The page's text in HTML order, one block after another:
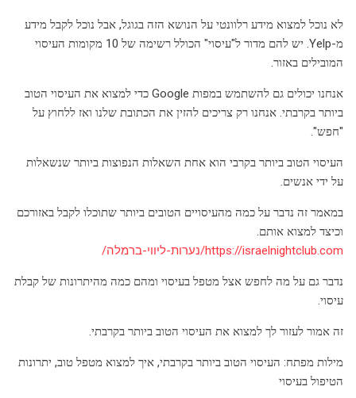
לא נוכל למצוא מידע רלוונטי על הנושא הזה בגוגל, אבל נוכל לקבל מידע
מ-Yelp. יש להם מדור ל"עיסוי" הכולל רשימה של 10 מקומות העיסוי
המובילים באזור.
אנחנו יכולים גם להשתמש במפות Google כדי למצוא את העיסוי הטוב
ביותר בקרבתי. אנחנו רק צריכים להזין את הכתובת שלנו ואז ללחוץ על
"חפש".
העיסוי הטוב ביותר בקרבי הוא אחת השאלות הנפוצות ביותר שנשאלות
על ידי אנשים.
במאמר זה נדבר על כמה מהעיסויים הטובים ביותר שתוכלו לקבל באזורכם
וכיצד למצוא אותם.
https://israelnightclub.com/נערות-ליווי-ברמלה/
נדבר גם על מה לחפש אצל מטפל בעיסוי ומהם כמה מהיתרונות של קבלת
עיסוי.
זה אמור לעזור לך למצוא את העיסוי הטוב ביותר בקרבתי.
מילות מפתח: העיסוי הטוב ביותר בקרבתי, איך למצוא מטפל טוב, יתרונות
הטיפול בעיסוי